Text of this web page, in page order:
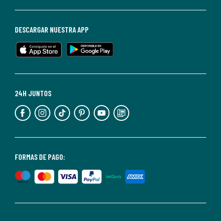
de
en
cualquier
Para
información,
puedes
nuestra
de
privacidad</2>.
FORMAS DE PAGO:
24H JUNTOS
DESCARGAR NUESTRA APP